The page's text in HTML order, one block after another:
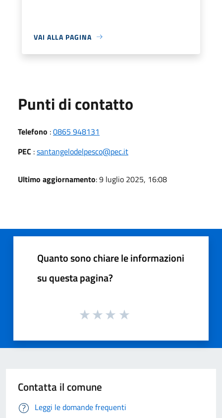
VAI ALLA PAGINA
Punti di contatto
Telefono :0865 948131
PEC :santangelodelpesco@pec.it
Ultimo aggiornamento: 9 luglio 2025, 16:08
Quanto sono chiare le informazioni
su questa pagina?
Contatta il comune
Leggi le domande frequenti